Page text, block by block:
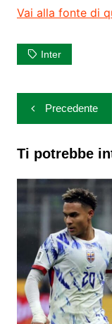
Vai alla fonte di
Inter
Navigazione
articoli
Precedente
Ti potrebbe